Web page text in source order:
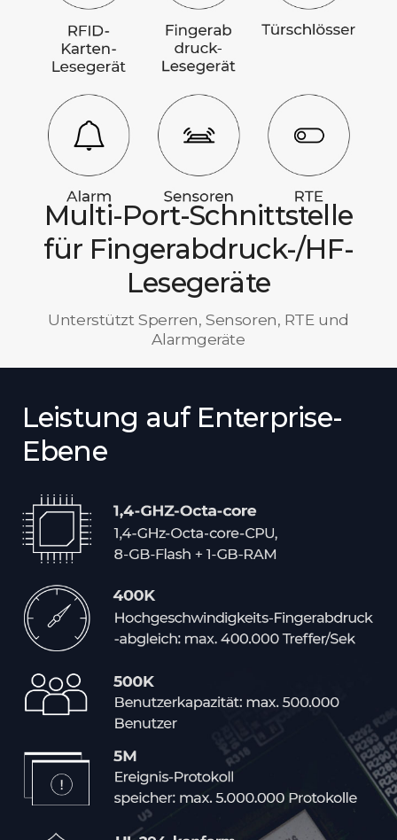
Multi-Port-Schnittstelle
für Fingerabdruck-/HF-
Lesegeräte
Unterstützt Sperren, Sensoren, RTE und
Alarmgeräte
Leistung auf Enterprise-
Ebene